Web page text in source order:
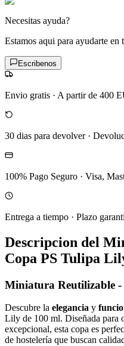
Necesitas ayuda?
Estamos aqui para ayudarte en
Escribenos
Envio gratis · A partir de 400
30 dias para devolver·
100% Pago Seguro · Visa,
Entrega a tiempo · Plazo
Descripcion del
Copa PS Tulipa
Miniatura Reutilizable
Descubre la elegancia y
Lily de 100 ml. Diseñada para
excepcional, esta copa es
de hostelería que buscan